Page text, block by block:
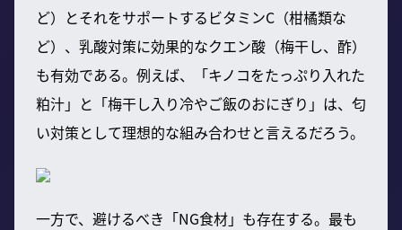
ど）とそれをサポートするビタミンC（柑橘類な
ど）、乳酸対策に効果的なクエン酸（梅干し、酢）
も有効である。例えば、「キノコをたっぷり入れた
粕汁」と「梅干し入り冷やご飯のおにぎり」は、匂
い対策として理想的な組み合わせと言えるだろう。
一方で、避けるべき「NG食材」も存在する。最も